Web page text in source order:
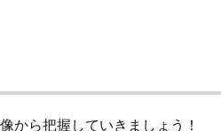
から把握していきましょう！